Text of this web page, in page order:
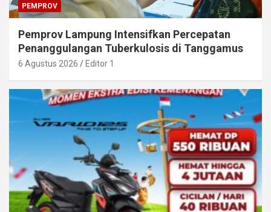
PEMPROV
Pemprov Lampung Intensifkan Percepatan
Penanggulangan Tuberkulosis di Tanggamus
6 Agustus 2026 Editor 1